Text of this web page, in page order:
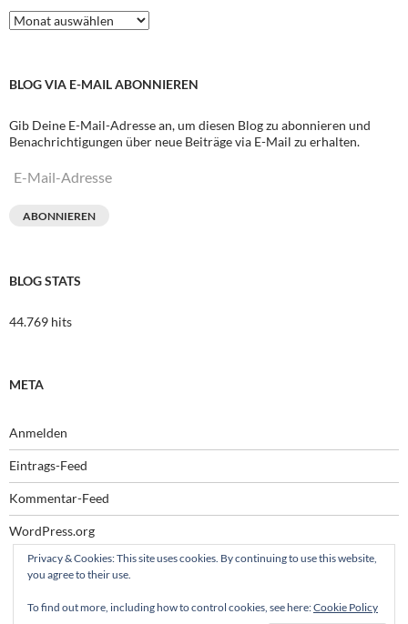
Archive
BLOG VIA E-MAIL ABONNIEREN
Gib Deine E-Mail-Adresse an, um diesen Blog zu abonnieren und
Benachrichtigungen über neue Beiträge via E-Mail zu erhalten.
E-
ABONNIEREN
BLOG STATS
44.769 hits
META
Anmelden
Eintrags-Feed
Kommentar-Feed
WordPress.org
Privacy & Cookies: This site uses cookies. By continuing to use this website,
you agree to their use.
To find out more, including how to control cookies, see here:Cookie Policy